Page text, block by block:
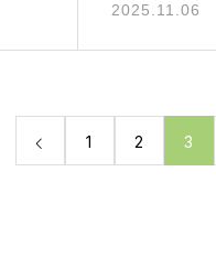
2025.11.06
1 2 3